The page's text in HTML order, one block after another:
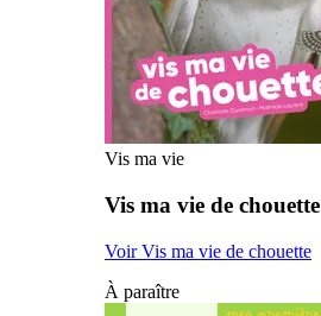
Vis ma vie
Vis ma vie de chouette
Voir Vis ma vie de chouette
À paraître